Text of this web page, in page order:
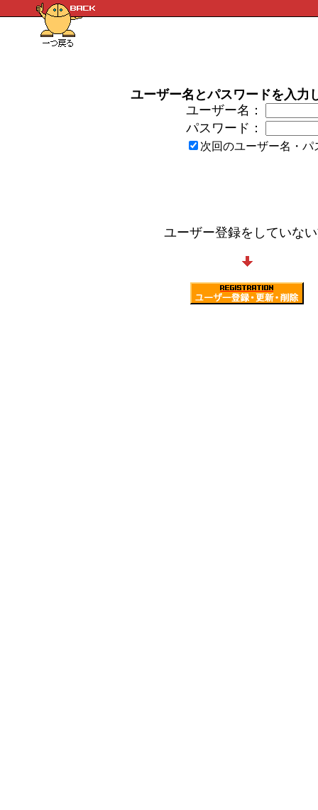
ユーザー名とパスワードを入力
ユーザー名：
パスワード：
次回のユーザー名・
ユーザー登録をしていな